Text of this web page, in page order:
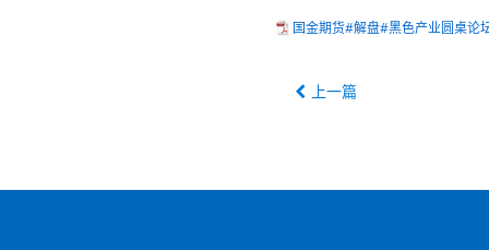
国金期货#解盘#黑色产业圆桌论
上一篇